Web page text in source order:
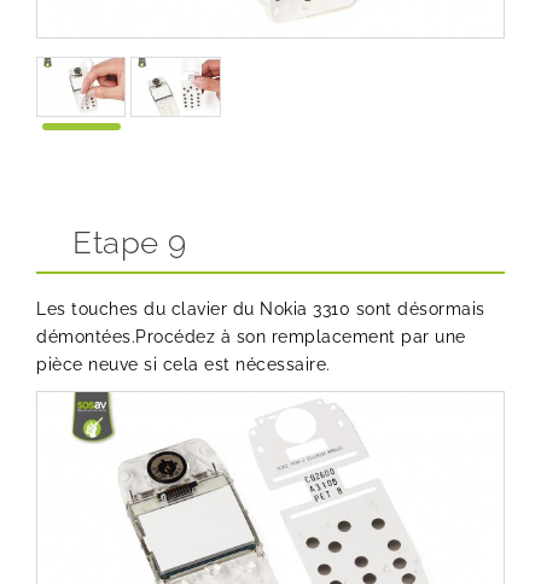
Etape 9
Les touches du clavier du Nokia 3310 sont désormais
démontées.Procédez à son remplacement par une
pièce neuve si cela est nécessaire.